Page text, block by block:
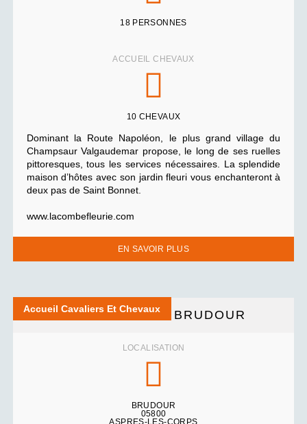
18 PERSONNES
ACCUEIL CHEVAUX
10 CHEVAUX
Dominant la Route Napoléon, le plus grand village du
Champsaur Valgaudemar propose, le long de ses ruelles
pittoresques, tous les services nécessaires. La splendide
maison d’hôtes avec son jardin fleuri vous enchanteront à
deux pas de Saint Bonnet.
www.lacombefleurie.com
EN SAVOIR PLUS
Accueil Cavaliers Et Chevaux
LA GRANGE DE BRUDOUR
LOCALISATION
BRUDOUR
05800